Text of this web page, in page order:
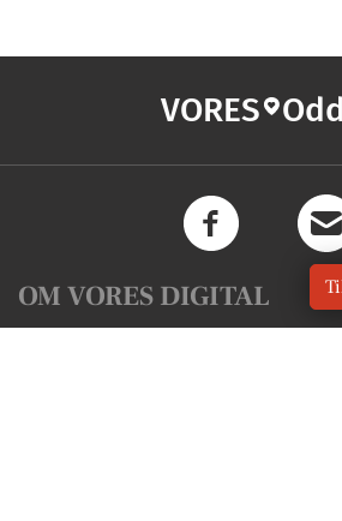
VORES
OM VORES DIGITAL